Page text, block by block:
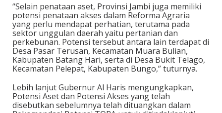
“Selain penataan aset, Provinsi Jambi juga memiliki
potensi penataan akses dalam Reforma Agraria
yang perlu mendapat perhatian, terutama pada
sektor unggulan daerah yaitu pertanian dan
perkebunan. Potensi tersebut antara lain terdapat di
Desa Pasar Terusan, Kecamatan Muara Bulian,
Kabupaten Batang Hari, serta di Desa Bukit Telago,
Kecamatan Pelepat, Kabupaten Bungo,” tuturnya.
Lebih lanjut Gubernur Al Haris mengungkapkan,
Potensi Aset dan Potensi Akses yang telah
disebutkan sebelumnya telah dituangkan dalam